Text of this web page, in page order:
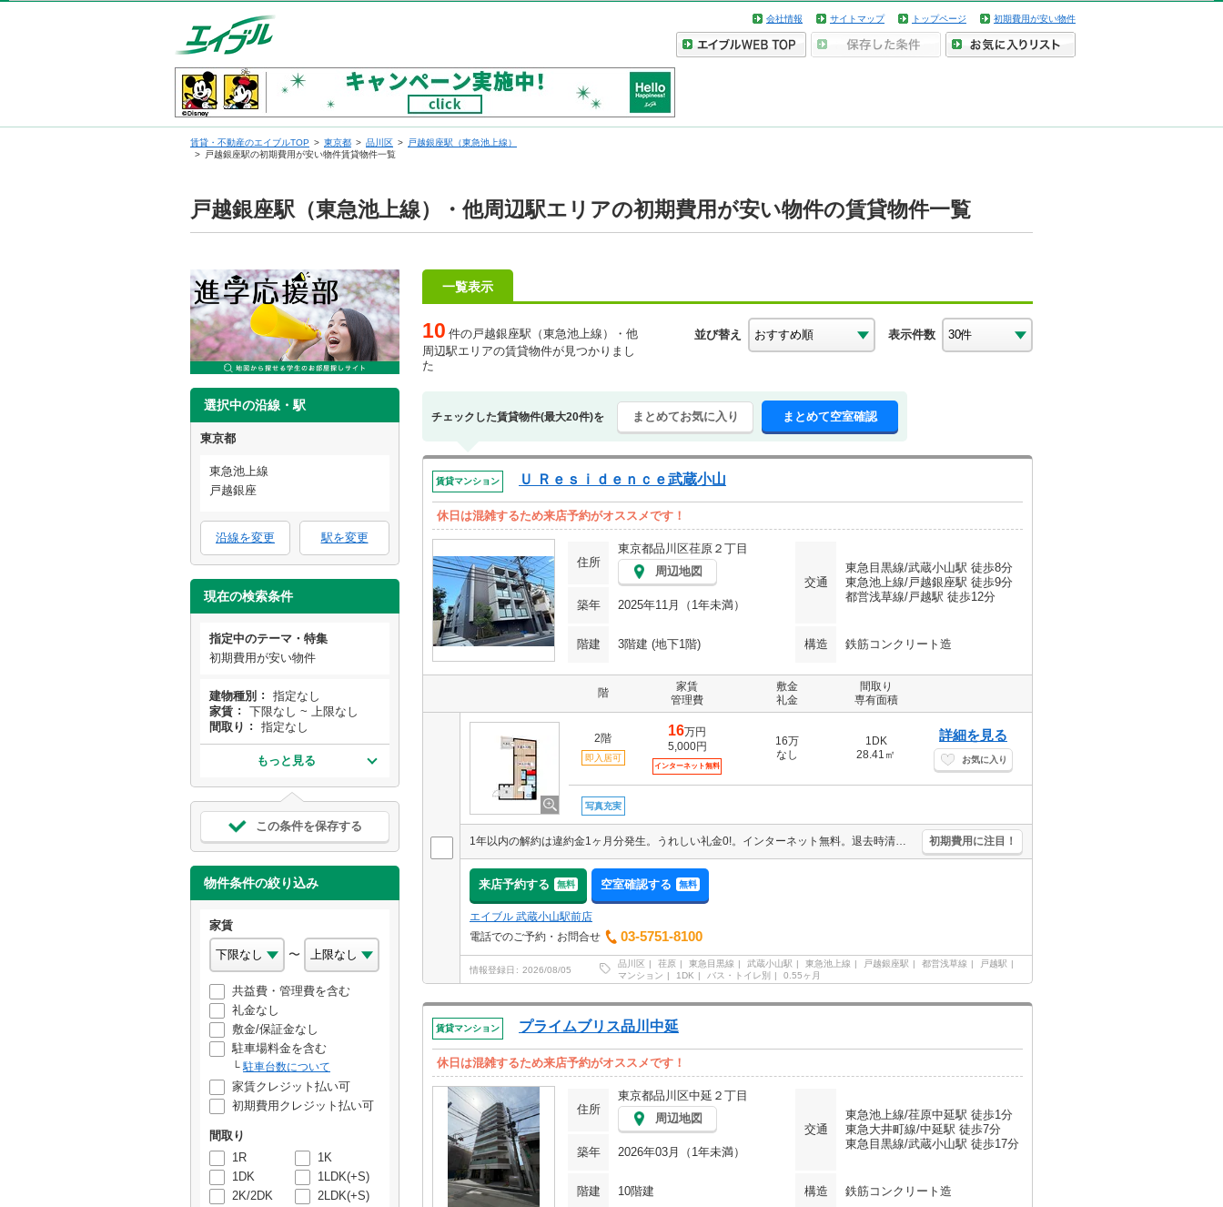
会社情報 サイトマップ トップページ 初期費用が安い物件
賃貸・不動産のエイブルTOP 東京都 品川区
戸越銀座駅（東急池上線）
戸越銀座駅の初期費用が安い物件賃貸物件一覧
戸越銀座駅（東急池上線）・他周辺駅エリアの初期費用が安い物件の賃貸物件一覧
選択中の沿線・駅
東京都
東急池上線
戸越銀座
沿線を変更 駅を変更
現在の検索条件
指定中のテーマ・特集
初期費用が安い物件
建物種別
指定なし
家賃
下限なし ~ 上限なし
間取り
指定なし
もっと見る
この条件を保存する
物件条件の絞り込み
家賃
〜
共益費・管理費を含む
礼金なし
敷金/保証金なし
駐車場料金を含む
駐車台数について
家賃クレジット払い可
初期費用クレジット払い可
間取り
1R
1K
1DK
1LDK(+S)
2K/2DK
2LDK(+S)
一覧表示
10 件の戸越銀座駅（東急池上線）・他
周辺駅エリアの賃貸物件が見つかりまし
た
並び替え 表示件数
チェックした賃貸物件(最大20件)を まとめてお気に入り まとめて空室確認
賃貸マンション Ｕ Ｒｅｓｉｄｅｎｃｅ武蔵小山
休日は混雑するため来店予約がオススメです！
住所
東京都品川区荏原２丁目
周辺地図
交通
東急目黒線/武蔵小山駅 徒歩8分
東急池上線/戸越銀座駅 徒歩9分
都営浅草線/戸越駅 徒歩12分
築年 2025年11月（1年未満）
階建 3階建 (地下1階) 構造 鉄筋コンクリート造
階
家賃
管理費
敷金
礼金
間取り
専有面積
2階
即入居可
16万円
5,000円
インターネット無料
16万
なし
1DK
28.41㎡
詳細を見る
お気に入り
写真充実
1年以内の解約は違約金1ヶ月分発生。うれしい礼金0!。インターネット無料。退去時清掃費49,500円。 初期費用に注目！
来店予約する 無料 空室確認する 無料
エイブル 武蔵小山駅前店
電話でのご予約・お問合せ
03-5751-8100
情報登録日 2026/08/05
品川区 荏原 東急目黒線 武蔵小山駅 東急池上線 戸越銀座駅 都営浅草線
戸越駅
マンション
1DK バス・トイレ別 0.55ヶ月
賃貸マンション プライムブリス品川中延
休日は混雑するため来店予約がオススメです！
住所
東京都品川区中延２丁目
周辺地図
交通
東急池上線/荏原中延駅 徒歩1分
東急大井町線/中延駅 徒歩7分
東急目黒線/武蔵小山駅 徒歩17分
築年 2026年03月（1年未満）
階建 10階建 構造 鉄筋コンクリート造